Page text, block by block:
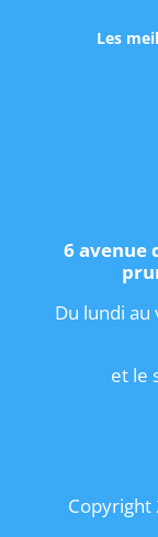
Les
6 avenue
Du lundi
et le
Copyright